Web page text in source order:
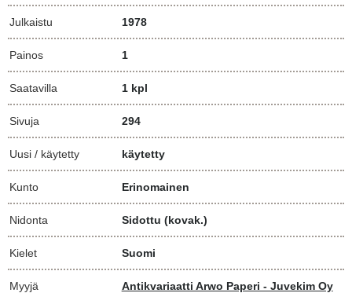
Julkaistu 1978
Painos 1
Saatavilla 1 kpl
Sivuja 294
Uusi / käytetty käytetty
Kunto Erinomainen
Nidonta Sidottu (kovak.)
Kielet Suomi
Myyjä
Antikvariaatti Arwo Paperi - Juvekim Oy